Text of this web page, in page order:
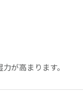
が高まります。